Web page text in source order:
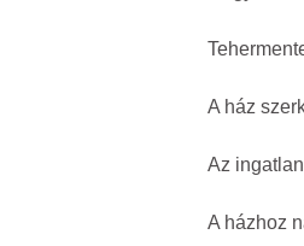
A ház
Az
A házhoz